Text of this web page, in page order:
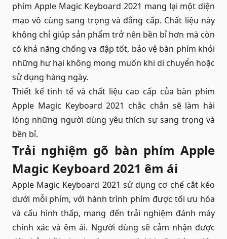
phím Apple Magic Keyboard 2021 mang lại một diện
mạo vô cùng sang trọng và đẳng cấp. Chất liệu này
không chỉ giúp sản phẩm trở nên bền bỉ hơn mà còn
có khả năng chống va đập tốt, bảo vệ bàn phím khỏi
những hư hại không mong muốn khi di chuyển hoặc
sử dụng hàng ngày.
Thiết kế tinh tế và chất liệu cao cấp của bàn phím
Apple Magic Keyboard 2021 chắc chắn sẽ làm hài
lòng những người dùng yêu thích sự sang trọng và
bền bỉ.
Trải nghiệm gõ bàn phím Apple
Magic Keyboard 2021 êm ái
Apple Magic Keyboard 2021 sử dụng cơ chế cắt kéo
dưới mỗi phím, với hành trình phím được tối ưu hóa
và cấu hình thấp, mang đến trải nghiệm đánh máy
chính xác và êm ái. Người dùng sẽ cảm nhận được